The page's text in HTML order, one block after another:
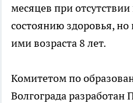
месяцев при
состоянию здоровья,
ими возраста 8 лет.
Комитетом по
Волгограда разработан